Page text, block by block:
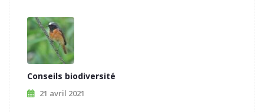
Conseils biodiversité
21 avril 2021